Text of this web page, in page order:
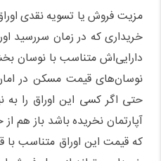
مزیت فروش یا تسویه نقدی
خریداری که در زمان سررسید
دارایی‌اش متناسب با نوسان
نوسان‌های قیمت مسکن در
حتی اگر کسی این اوراق را
آپارتمان نخریده باشد باز هم
که قیمت این اوراق متناسب